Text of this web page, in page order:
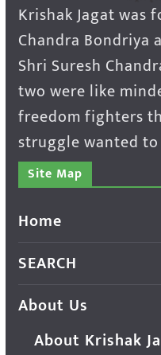
Krishak Jagat was
Chandra Bondriya
Shri Suresh
two were like
freedom fighters
struggle wanted
Site Map
Home
SEARCH
About Us
About Krishak